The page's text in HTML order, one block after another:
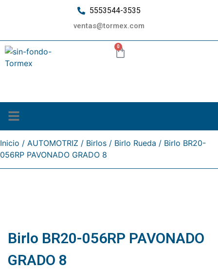
5553544-3535
ventas@tormex.com
0
Inicio / AUTOMOTRIZ / Birlos / Birlo Rueda / Birlo BR20-
056RP PAVONADO GRADO 8
Birlo BR20-056RP PAVONADO
GRADO 8